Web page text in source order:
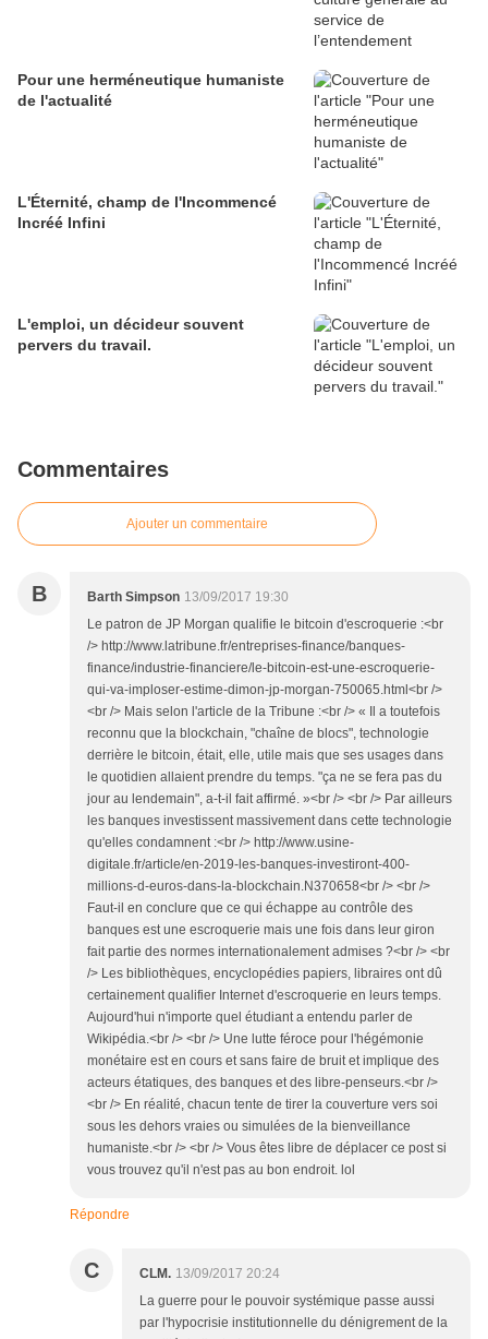
Pour une herméneutique humaniste
de l'actualité
L'Éternité, champ de l'Incommencé
Incréé Infini
L'emploi, un décideur souvent
pervers du travail.
Commentaires
Ajouter un commentaire
B Barth Simpson 13/09/2017 19:30
Le patron de JP Morgan qualifie le bitcoin d'escroquerie :<br
/> http://www.latribune.fr/entreprises-finance/banques-
finance/industrie-financiere/le-bitcoin-est-une-escroquerie-
qui-va-imploser-estime-dimon-jp-morgan-750065.html<br />
<br /> Mais selon l'article de la Tribune :<br /> « Il a toutefois
reconnu que la blockchain, "chaîne de blocs", technologie
derrière le bitcoin, était, elle, utile mais que ses usages dans
le quotidien allaient prendre du temps. "ça ne se fera pas du
jour au lendemain", a-t-il fait affirmé. »<br /> <br /> Par ailleurs
les banques investissent massivement dans cette technologie
qu'elles condamnent :<br /> http://www.usine-
digitale.fr/article/en-2019-les-banques-investiront-400-
millions-d-euros-dans-la-blockchain.N370658<br /> <br />
Faut-il en conclure que ce qui échappe au contrôle des
banques est une escroquerie mais une fois dans leur giron
fait partie des normes internationalement admises ?<br /> <br
/> Les bibliothèques, encyclopédies papiers, libraires ont dû
certainement qualifier Internet d'escroquerie en leurs temps.
Aujourd'hui n'importe quel étudiant a entendu parler de
Wikipédia.<br /> <br /> Une lutte féroce pour l'hégémonie
monétaire est en cours et sans faire de bruit et implique des
acteurs étatiques, des banques et des libre-penseurs.<br />
<br /> En réalité, chacun tente de tirer la couverture vers soi
sous les dehors vraies ou simulées de la bienveillance
humaniste.<br /> <br /> Vous êtes libre de déplacer ce post si
vous trouvez qu'il n'est pas au bon endroit. lol
Répondre
C CLM. 13/09/2017 20:24
La guerre pour le pouvoir systémique passe aussi
par l'hypocrisie institutionnelle du dénigrement de la